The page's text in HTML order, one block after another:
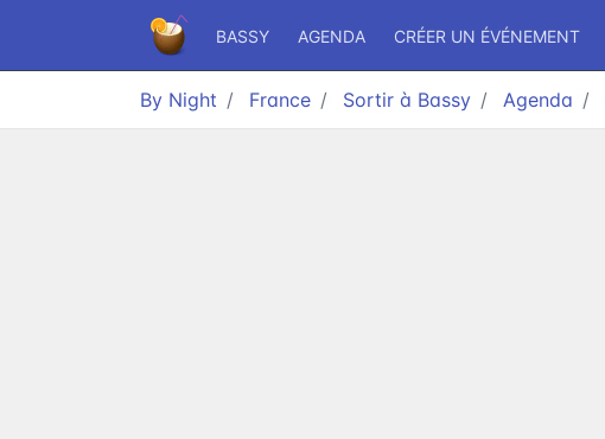
BASSY AGENDA CRÉER UN ÉVÉNEMENT
By Night France Sortir à Bassy Agenda